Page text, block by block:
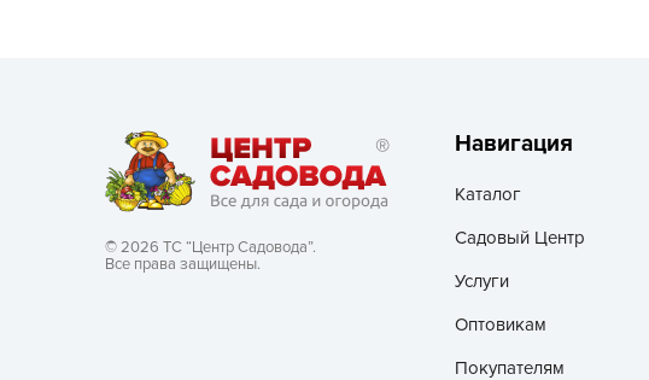
Удобрения
Хозяйственные товары
© 2026 ТС “Центр Садовода”.
Все права защищены.
Навигация
Каталог
Садовый Центр
Услуги
Оптовикам
Покупателям